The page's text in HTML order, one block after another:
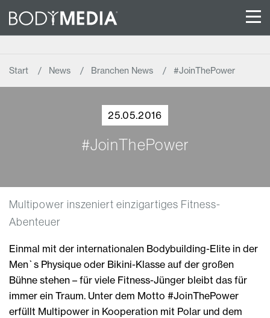
Start News Branchen News #JoinThePower
25.05.2016
#JoinThePower
Multipower inszeniert einzigartiges Fitness-
Abenteuer
Einmal mit der internationalen Bodybuilding-Elite in der
Men`s Physique oder Bikini-Klasse auf der großen
Bühne stehen – für viele Fitness-Jünger bleibt das für
immer ein Traum. Unter dem Motto #JoinThePower
erfüllt Multipower in Kooperation mit Polar und dem